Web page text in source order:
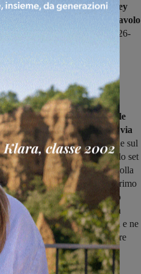
dubbio sul finale per il Volley
sul campo dell’Empoli Pallavolo
break(25-17, 21-25, 25-12, 26-
le squadre hanno via via
montevarchine muovono
solo punto del vantaggio su
in un primo set che vede le
di un margine che si fa via
recuperato. Empoli la chiude sul
subito azzerato in un secondo set
Poi la squadra di Piazzese crolla
mettendo al sicuro il primo
25-13. Il Volley Arno, messo
dei modi al blackout e ritrova
casa però vogliono chiuderla e ne
solo ai vantaggi in favore